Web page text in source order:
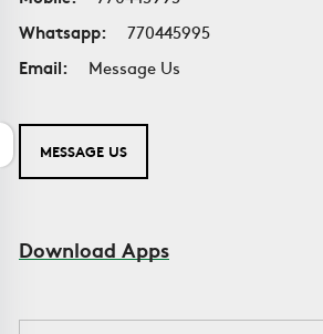
Whatsapp:
770445995
Email:
Message Us
MESSAGE US
Download Apps